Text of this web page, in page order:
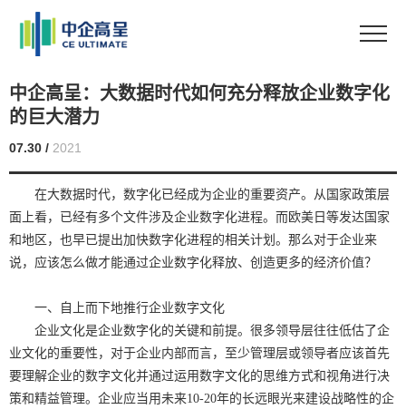
中企高呈：大数据时代如何充分释放企业数字化
的巨大潜力
07.30 / 2021
在大数据时代，数字化已经成为企业的重要资产。从国家政策层
面上看，已经有多个文件涉及企业数字化进程。而欧美日等发达国家
和地区，也早已提出加快数字化进程的相关计划。那么对于企业来
说，应该怎么做才能通过企业数字化释放、创造更多的经济价值？
一、自上而下地推行企业数字文化
企业文化是企业数字化的关键和前提。很多领导层往往低估了企
业文化的重要性，对于企业内部而言，至少管理层或领导者应该首先
要理解企业的数字文化并通过运用数字文化的思维方式和视角进行决
策和精益管理。企业应当用未来10-20年的长远眼光来建设战略性的企